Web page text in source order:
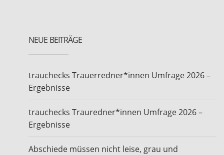
NEUE BEITRÄGE
trauchecks Trauerredner*innen Umfrage 2026 –
Ergebnisse
trauchecks Trauredner*innen Umfrage 2026 –
Ergebnisse
Abschiede müssen nicht leise, grau und